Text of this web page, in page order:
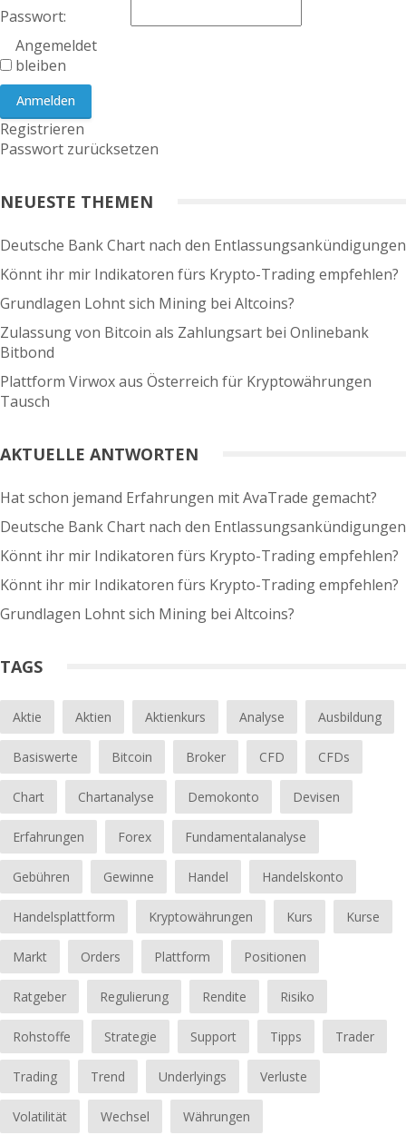
Passwort:
Angemeldet
bleiben
Anmelden
Registrieren
Passwort zurücksetzen
NEUESTE THEMEN
Deutsche Bank Chart nach den Entlassungsankündigungen
Könnt ihr mir Indikatoren fürs Krypto-Trading empfehlen?
Grundlagen Lohnt sich Mining bei Altcoins?
Zulassung von Bitcoin als Zahlungsart bei Onlinebank
Bitbond
Plattform Virwox aus Österreich für Kryptowährungen
Tausch
AKTUELLE ANTWORTEN
Hat schon jemand Erfahrungen mit AvaTrade gemacht?
Deutsche Bank Chart nach den Entlassungsankündigungen
Könnt ihr mir Indikatoren fürs Krypto-Trading empfehlen?
Könnt ihr mir Indikatoren fürs Krypto-Trading empfehlen?
Grundlagen Lohnt sich Mining bei Altcoins?
TAGS
Aktie Aktien Aktienkurs Analyse Ausbildung
Basiswerte Bitcoin Broker CFD CFDs
Chart Chartanalyse Demokonto Devisen
Erfahrungen Forex Fundamentalanalyse
Gebühren Gewinne Handel Handelskonto
Handelsplattform Kryptowährungen Kurs Kurse
Markt Orders Plattform Positionen
Ratgeber Regulierung Rendite Risiko
Rohstoffe Strategie Support Tipps Trader
Trading Trend Underlyings Verluste
Volatilität Wechsel Währungen